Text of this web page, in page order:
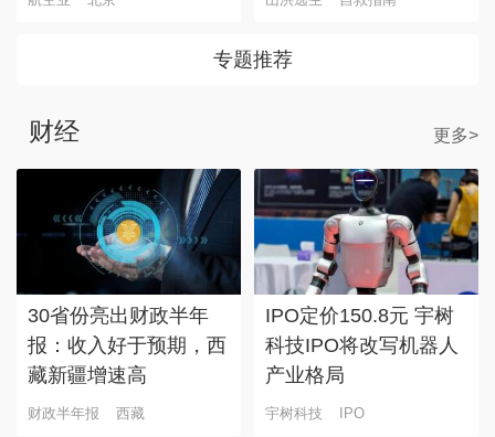
专题推荐
财经 更多>
30省份亮出财政半年
报：收入好于预期，西
藏新疆增速高
财政半年报 西藏
IPO定价150.8元 宇树
科技IPO将改写机器人
产业格局
宇树科技 IPO